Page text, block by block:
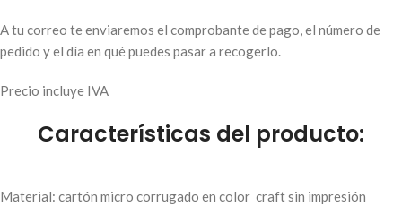
A tu correo te enviaremos el comprobante de pago, el número de
pedido y el día en qué puedes pasar a recogerlo.
Precio incluye IVA
Características del producto:
Material: cartón micro corrugado en color craft sin impresión